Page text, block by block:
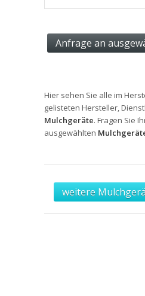
Hier sehen Sie alle im
gelisteten Hersteller,
Mulchgeräte. Fragen Sie
ausgewählten
weitere